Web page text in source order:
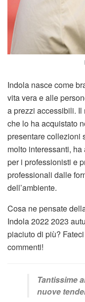
Indola nasce come
vita vera e alle
a prezzi accessibili. Il
che lo ha acquistato
presentare collezioni
molto interessanti,
per i professionisti e
professionali dalle
dell’ambiente.
Cosa ne pensate
Indola 2022 2023
piaciuto di più?
commenti!
Tantissime
nuove